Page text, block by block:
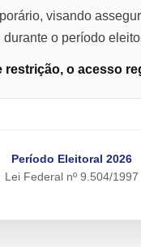
visando
o período
o acesso
Período Eleitoral 2026
Lei Federal nº 9.504/1997